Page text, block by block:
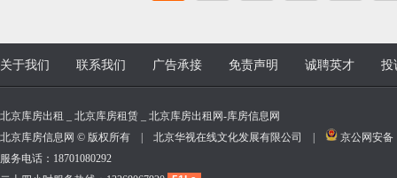
关于我们 联系我们 广告承接 免责声明 诚聘英才 投
北京库房出租 _ 北京库房租赁 _ 北京库房出租网-库房信息网
北京库房信息网 © 版权所有 | 北京华视在线文化发展有限公司 |
京公网安备
服务电话：18701080292